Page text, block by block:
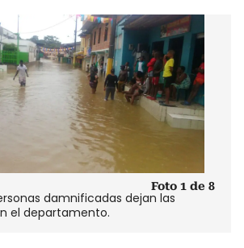
damnificadas dejan las
el departamento.
Foto 1 de 8